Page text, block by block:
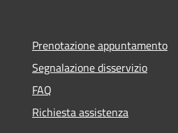
Prenotazione appuntamento
Segnalazione disservizio
FAQ
Richiesta assistenza